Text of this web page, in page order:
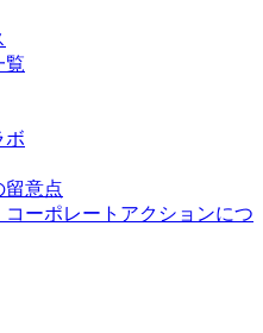
覧
ボ
留意点
ーポレートアクションにつ